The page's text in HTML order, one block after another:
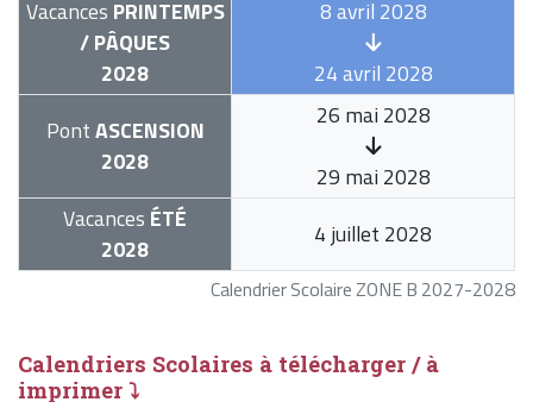
Calendrier Scolaire ZONE B 2027-2028
Vacances PRINTEMPS
/ PÂQUES
2028
8 avril 2028
24 avril 2028
PontASCENSION
2028
26 mai 2028
29 mai 2028
Vacances ÉTÉ
2028
4 juillet 2028
Calendriers Scolaires à télécharger / à
imprimer ⤵